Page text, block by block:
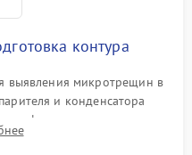
контура
выявления микротрещин в
и конденсатора
фильтра-осушителя и
для устранения засоров.